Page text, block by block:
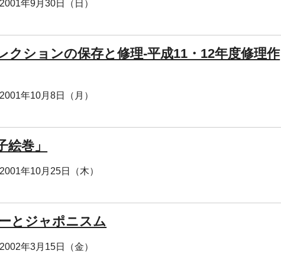
年9月30日（日）
クションの保存と修理-平成11・12年度修理作
年10月8日（月）
巻」
年10月25日（木）
とジャポニスム
年3月15日（金）